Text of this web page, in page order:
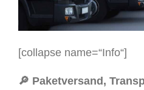
[collapse name=“Info“]
🔎 Paketversand,